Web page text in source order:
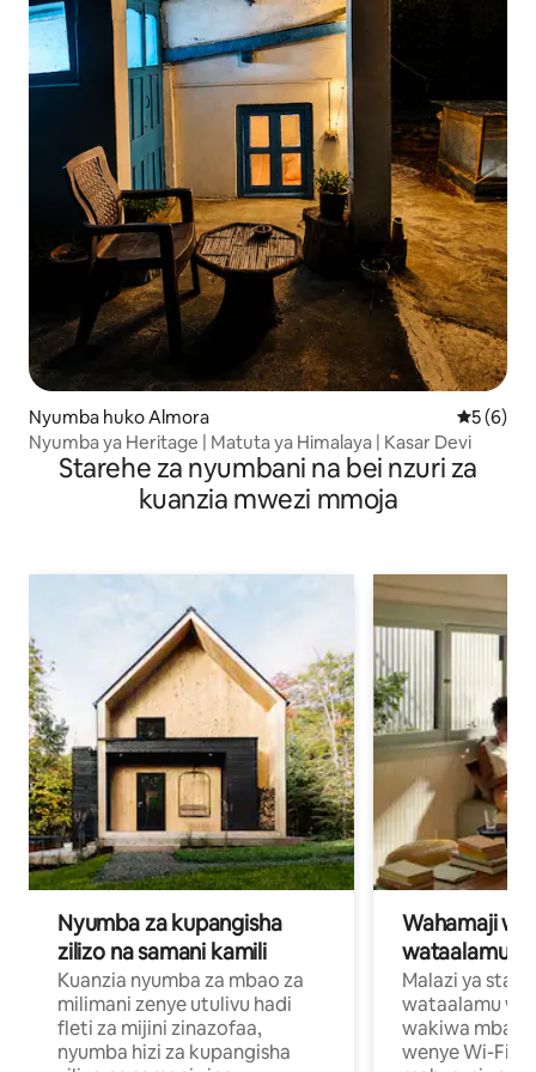
Nyumba huko Almora
5 (6)
Nyumba ya Heritage | Matuta ya Himalaya | Kasar Devi
Starehe za nyumbani na bei nzuri za
kuanzia mwezi mmoja
Nyumba za kupangisha
zilizo na samani kamili
Kuanzia nyumba za mbao za
milimani zenye utulivu hadi
fleti za mijini zinazofaa,
nyumba hizi za kupangisha
Wahamaji
wataalamu
Malazi ya
wataalamu
wakiwa mbali
wenye Wi-Fi